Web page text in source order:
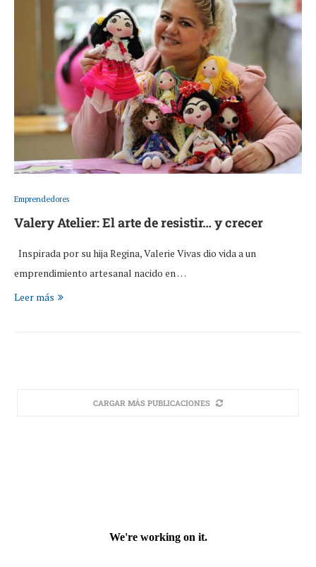
Emprendedores
Valery Atelier: El arte de resistir… y crecer
Inspirada por su hija Regina, Valerie Vivas dio vida a un
emprendimiento artesanal nacido en …
Leer más
CARGAR MÁS PUBLICACIONES